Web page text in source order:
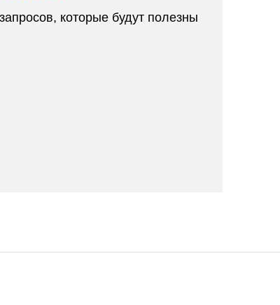
которые будут полезны